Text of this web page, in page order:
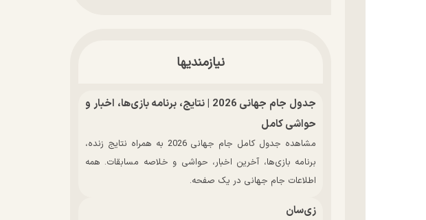
نیازمندیها
جدول جام جهانی 2026 | نتایج، برنامه بازی‌ها، اخبار و
حواشی کامل
مشاهده جدول کامل جام جهانی 2026 به همراه نتایج زنده،
برنامه بازی‌ها، آخرین اخبار، حواشی و خلاصه مسابقات. همه
اطلاعات جام جهانی در یک صفحه.
زی‌سان